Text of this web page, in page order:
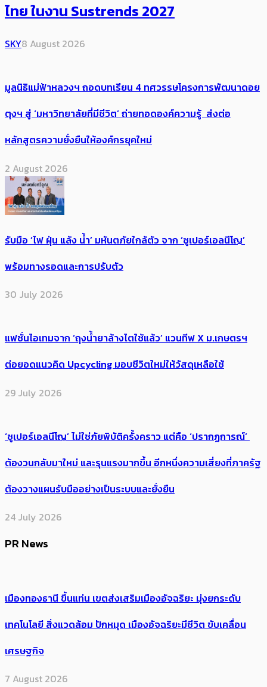
ไทย ในงาน Sustrends 2027
SKY8 August 2026
มูลนิธิแม่ฟ้าหลวงฯ ถอดบทเรียน 4 ทศวรรษโครงการพัฒนาดอย
ตุงฯ สู่ ‘มหาวิทยาลัยที่มีชีวิต’ ถ่ายทอดองค์ความรู้ ส่งต่อ
หลักสูตรความยั่งยืนให้องค์กรยุคใหม่
2 August 2026
รับมือ ‘ไฟ ฝุ่น แล้ง น้ำ’ มหันตภัยใกล้ตัว จาก ‘ซูเปอร์เอลนีโญ’
พร้อมทางรอดและการปรับตัว
30 July 2026
แฟชั่นไอเทมจาก ‘ถุงน้ำยาล้างไตใช้แล้ว’ แวนทีฟ X ม.เกษตรฯ
ต่อยอดแนวคิด Upcycling มอบชีวิตใหม่ให้วัสดุเหลือใช้
29 July 2026
‘ซูเปอร์เอลนีโญ’ ไม่ใช่ภัยพิบัติครั้งคราว แต่คือ ‘ปรากฏการณ์’ ​
ต้อง​วนกลับมาใหม่ และรุนแรงมากขึ้น อีกหนึ่งความเสี่ยงที่ภาครัฐ
ต้องวางแผนรับมืออย่างเป็นระบบและยั่งยืน
24 July 2026
PR News
เมืองทองธานี ขึ้นแท่น เขตส่งเสริมเมืองอัจฉริยะ มุ่งยกระดับ
เทคโนโลยี สิ่งแวดล้อม ปักหมุด เมืองอัจฉริยะมีชีวิต ขับเคลื่อน
เศรษฐกิจ
7 August 2026